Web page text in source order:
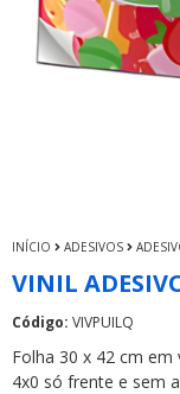
INÍCIO ADESIVOS
VINIL
Código: VIVPUILQ
Folha 30 x 42 cm
4x0 só frente e sem